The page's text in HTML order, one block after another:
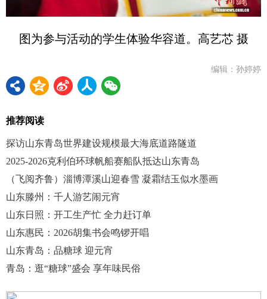
图为参与活动的学生体验华容道。高艺芯 摄
编辑：孙婷婷
推荐阅读
探访山东青岛世界建设规模最大海底道路隧道
2025-2026克利伯环球帆船赛船队抵达山东青岛
（飞阅齐鲁）淄博潭溪山迎春雪 凝霜结玉似水墨画
山东滕州：千人游艺闹元宵
山东日照：开工生产忙 全力赶订单
山东惠民：2026胡集书会鸣锣开唱
山东青岛：品糖球 迎元宵
青岛：逛“糖球”盛会 享年味民俗